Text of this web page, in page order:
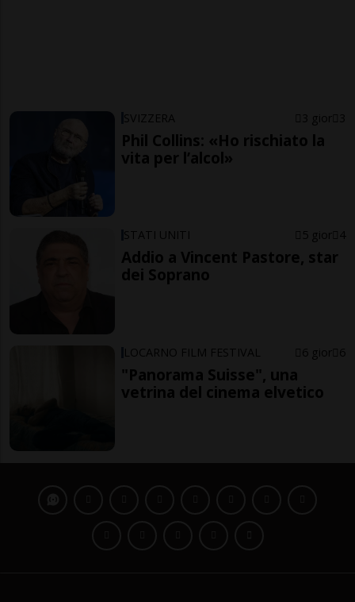
SVIZZERA 3 gior 3
Phil Collins: «Ho rischiato la
vita per l’alcol»
STATI UNITI 5 gior 4
Addio a Vincent Pastore, star
dei Soprano
LOCARNO FILM FESTIVAL 6 gior 6
"Panorama Suisse", una
vetrina del cinema elvetico